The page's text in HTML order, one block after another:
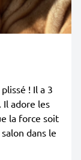
! Il a 3
Il adore les
la force soit
dans le